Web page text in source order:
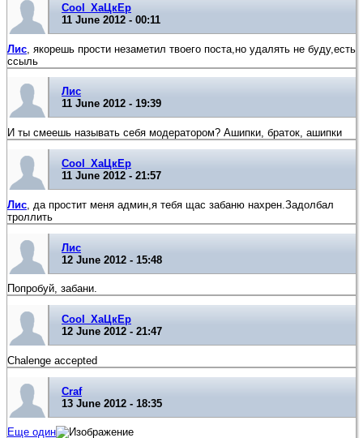
Cool_ХаЦкЕр
11 June 2012 - 00:11
Лис , якорешь прости незаметил твоего поста,но удалять не буду,есть
ссыль
Лис
11 June 2012 - 19:39
И ты смеешь называть себя модератором? Ашипки, браток, ашипки
Cool_ХаЦкЕр
11 June 2012 - 21:57
Лис , да простит меня админ,я тебя щас забаню нахрен.Задолбал
троллить
Лис
12 June 2012 - 15:48
Попробуй, забани.
Cool_ХаЦкЕр
12 June 2012 - 21:47
Chalenge accepted
Craf
13 June 2012 - 18:35
Еще один